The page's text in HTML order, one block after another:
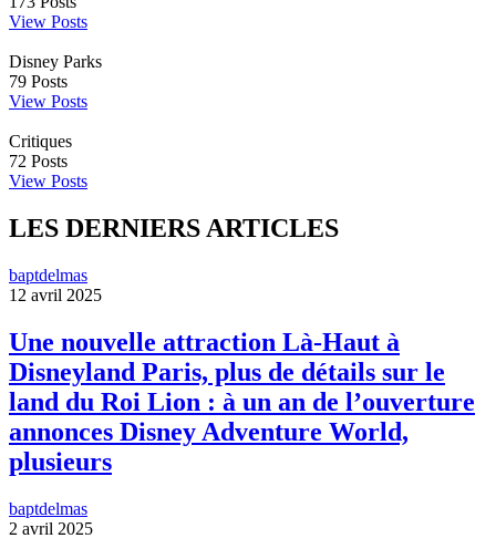
View Posts
Disney Parks
79 Posts
View Posts
Critiques
72 Posts
View Posts
LES DERNIERS ARTICLES
baptdelmas
12 avril 2025
Une nouvelle attraction Là-Haut à
Disneyland Paris, plus de détails sur le
land du Roi Lion : à un an de l’ouverture
annonces Disney Adventure World,
plusieurs
baptdelmas
2 avril 2025